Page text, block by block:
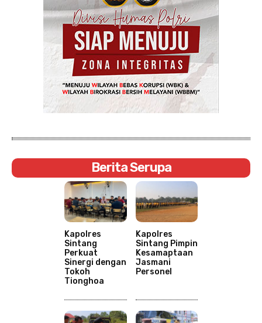
Berita Serupa
Kapolres
Sintang
Perkuat
Sinergi dengan
Tokoh
Tionghoa
Kapolres
Sintang Pimpin
Kesamaptaan
Jasmani
Personel